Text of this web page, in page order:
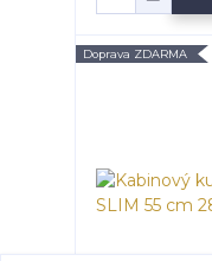
Doprava ZDARMA